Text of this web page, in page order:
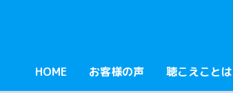
HOME お客様の声 聴こえことは